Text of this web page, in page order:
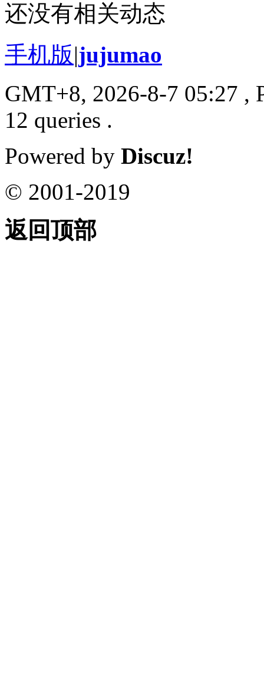
还没有相关动态
手机版|jujumao
GMT+8, 2026-8-7 05:27 ,
12 queries .
Powered by Discuz!
© 2001-2019
返回顶部